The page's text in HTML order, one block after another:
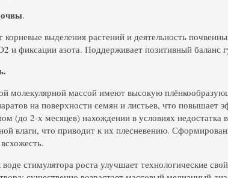
.
корневые выделения растений и деятельность
и фиксации азота. Поддерживает позитивный баланс
молекулярной массой имеют высокую
на поверхности семян и листьев, что повышает
(до 2-х месяцев) нахождении в условиях недостатка
влаги, что приводит к их плесневению.
стимулятора роста улучшает технологические